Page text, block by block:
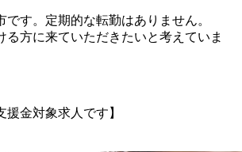
です。定期的な転勤はありません。
る方に来ていただきたいと考えていま
援金対象求人です】